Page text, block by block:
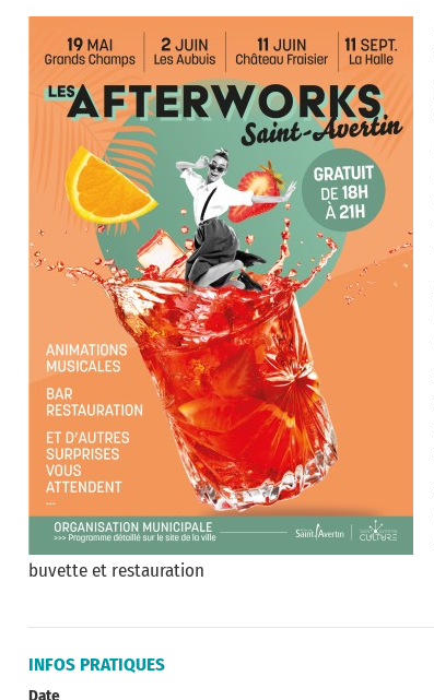
buvette et restauration
INFOS PRATIQUES
Date